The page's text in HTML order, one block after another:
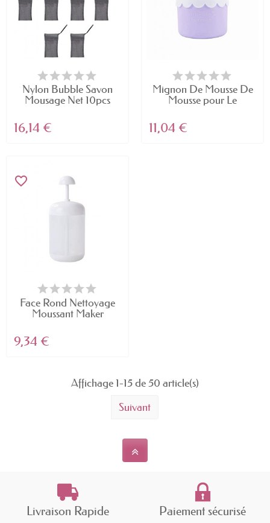
Nylon Bubble Savon
Mousage Net 10pcs
16,14 €
Mignon De Mousse De
Mousse pour Le
11,04 €
favorite_border
Face Rond Nettoyage
Moussant Maker
9,34 €
Affichage 1-15 de 50 article(s)
Suivant
Livraison Rapide Paiement sécurisé